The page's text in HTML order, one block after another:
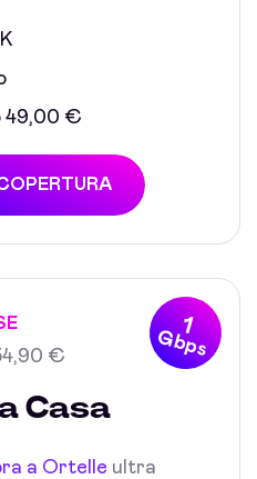
49,00 €
1
Gbps
€
Casa
a Ortelle ultra